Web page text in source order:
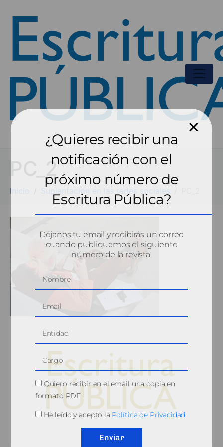
PC_2
Inicio Suplantación en las redes sociales
¿Quieres recibir una
notificación con el
próximo número de
Escritura Pública?
Déjanos tu email y recibirás un correo
cuando publiquemos el siguiente
número de la revista.
Quiero recibir en el email una copia en
formato PDF
He leído y acepto la Política de Privacidad
Enviar